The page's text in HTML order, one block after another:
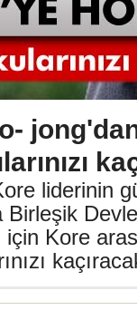
liderinin
Birleşik
için Kore